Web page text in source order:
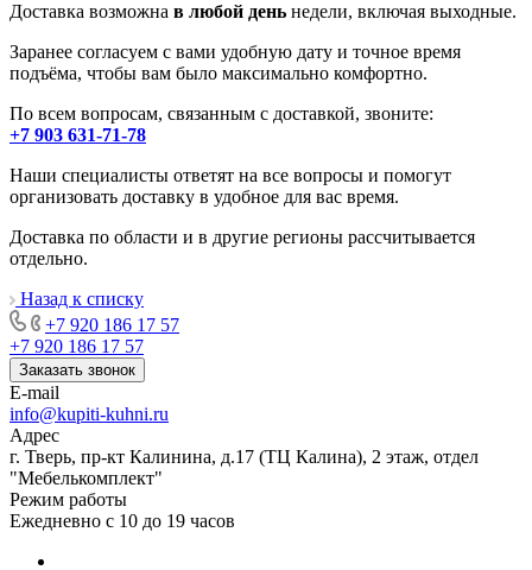
Доставка возможна в любой день недели, включая выходные.
Заранее согласуем с вами удобную дату и точное время
подъёма, чтобы вам было максимально комфортно.
По всем вопросам, связанным с доставкой, звоните:
+7 903 631-71-78
Наши специалисты ответят на все вопросы и помогут
организовать доставку в удобное для вас время.
Доставка по области и в другие регионы рассчитывается
отдельно.
Назад к списку
+7 920 186 17 57
+7 920 186 17 57
Заказать звонок
E-mail
info@kupiti-kuhni.ru
Адрес
г. Тверь, пр-кт Калинина, д.17 (ТЦ Калина), 2 этаж, отдел
"Мебелькомплект"
Режим работы
Ежедневно с 10 до 19 часов